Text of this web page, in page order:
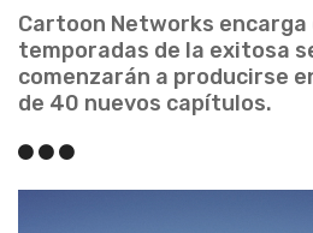
Cartoon Networks encarga
temporadas de la exitosa
comenzarán a producirse
de 40 nuevos capítulos.